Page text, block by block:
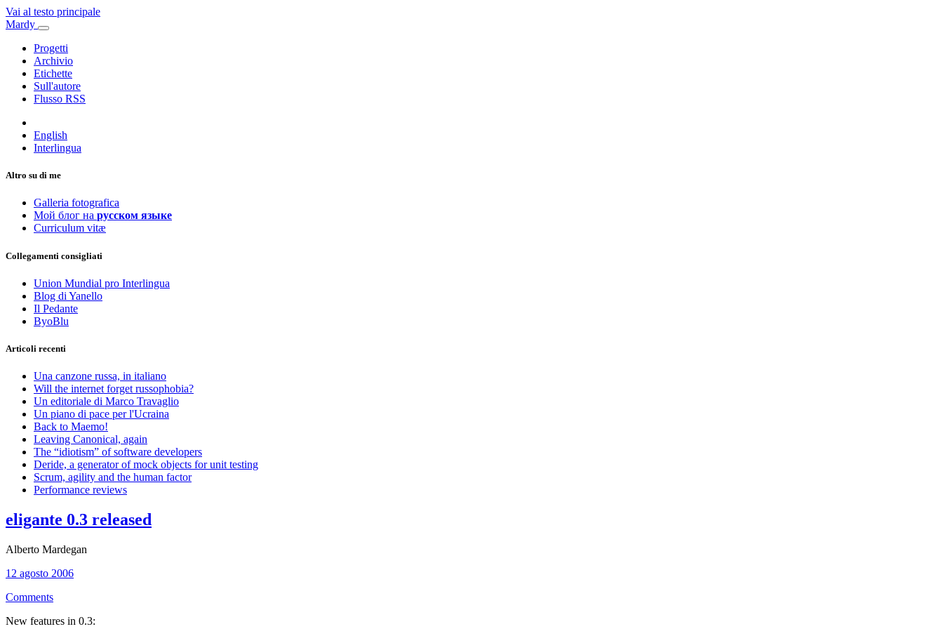
Vai al testo principale
Mardy
Progetti
Archivio
Etichette
Sull'autore
Flusso RSS
English
Interlingua
Altro su di me
Galleria fotografica
Мой блог на русском языке
Curriculum vitæ
Collegamenti consigliati
Union Mundial pro Interlingua
Blog di Yanello
Il Pedante
ByoBlu
Articoli recenti
Una canzone russa, in italiano
Will the internet forget russophobia?
Un editoriale di Marco Travaglio
Un piano di pace per l'Ucraina
Back to Maemo!
Leaving Canonical, again
The “idiotism” of software developers
Deride, a generator of mock objects for unit testing
Scrum, agility and the human factor
Performance reviews
eligante 0.3 released
Alberto Mardegan
12 agosto 2006
Comments
New features in 0.3: